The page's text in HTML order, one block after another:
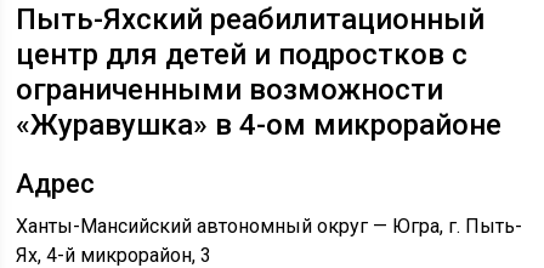
Пыть-Яхский реабилитационный
центр для детей и подростков с
ограниченными возможности
«Журавушка» в 4-ом микрорайоне
Адрес
Ханты-Мансийский автономный округ — Югра, г. Пыть-
Ях, 4-й микрорайон, 3